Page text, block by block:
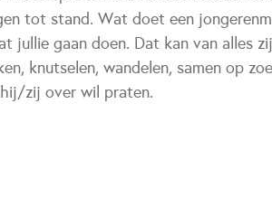
tot stand. Wat doet een
jullie gaan doen. Dat kan van alles
knutselen, wandelen, samen op
zij over wil praten.